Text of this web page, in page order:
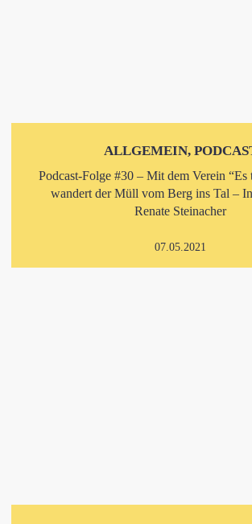
ALLGEMEIN,
Podcast-Folge #30 – Mit dem Verein “Es
wandert der Müll vom Berg ins Tal –
Renate Steinacher
07.05.2021